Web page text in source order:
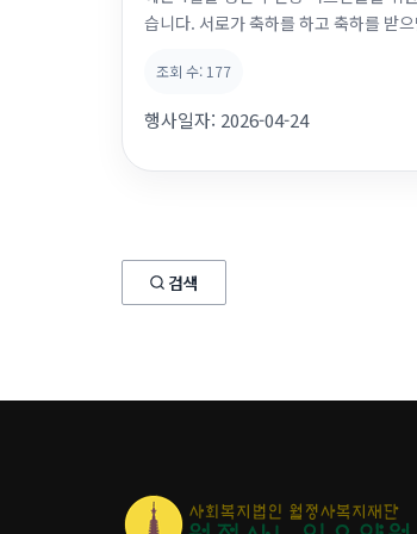
습니다. 서로가 축하를 하고 축하를 받
주인공 어르신 모두모두 축하드립니다
조회 수: 177
행사일자: 2026-04-24
검색